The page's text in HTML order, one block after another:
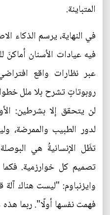
المتباينة.
في النهاية، يرسم الذكاء
فيه عيادات الأسنان
عبر نظارات واقع
روبوتاتٍ تشرح بلا ملل
لن يتحقق إلا بشرطين:
لدور الطبيب والممرضة،
تظَل الإنسانيةُ هي
تصميم كل خوارزمية.
وايزنباوم: "ليست هناك آلة
فهمت نفسها أولًا". ربما هذه